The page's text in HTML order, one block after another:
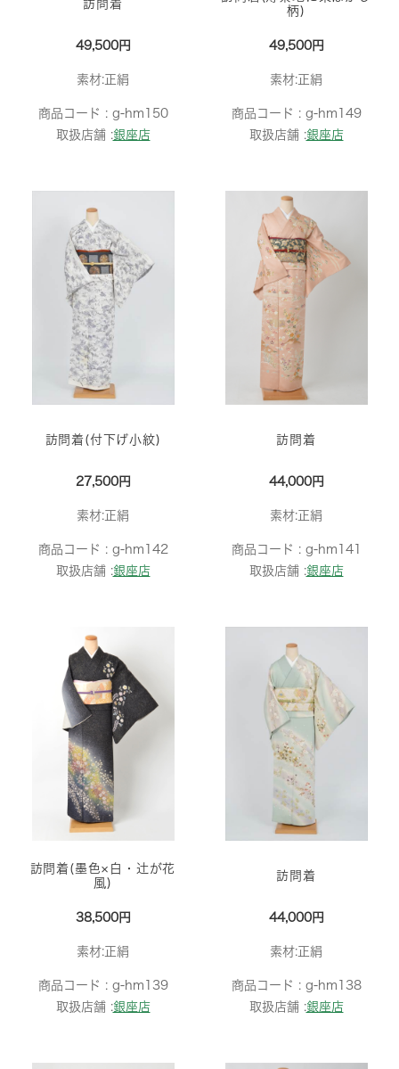
訪問着
49,500円
素材:正絹
商品コード : g-hm150
取扱店舗 :銀座店
柄)
49,500円
素材:正絹
商品コード : g-hm149
取扱店舗 :銀座店
訪問着(付下げ小紋)
27,500円
素材:正絹
商品コード : g-hm142
取扱店舗 :銀座店
訪問着
44,000円
素材:正絹
商品コード : g-hm141
取扱店舗 :銀座店
訪問着(墨色×白・辻が花
風)
38,500円
素材:正絹
商品コード : g-hm139
取扱店舗 :銀座店
訪問着
44,000円
素材:正絹
商品コード : g-hm138
取扱店舗 :銀座店